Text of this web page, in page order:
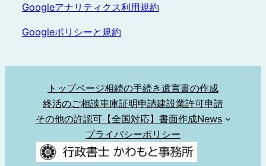
Googleアナリティクス利用規約
Googleポリシーと規約
トップページ相続の手続き遺言書の作成
終活のご相談車庫証明申請建設業許可申請
その他の許認可【全国対応】書面作成News
プライバシーポリシー